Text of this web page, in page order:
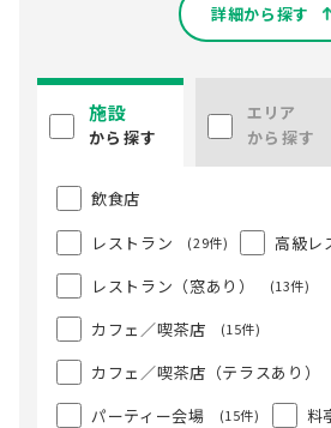
詳細から探す
施設
から探す
エリア
から探す
飲食店
レストラン
(29件) 高級レ
レストラン（窓あり） (13件)
カフェ／喫茶店 (15件)
カフェ／喫茶店（テラスあり）
パーティー会場 (15件) 料